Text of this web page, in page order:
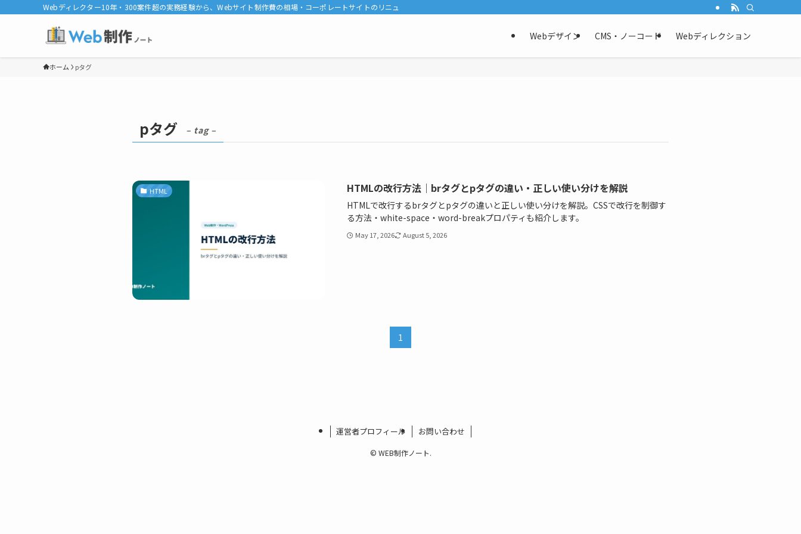
Webディレクター10年・300案件超の実務経験から、Webサイト制作費の相場・コーポレートサイトのリニューアル・WordPress/SWELL選びを現場目線で解説。
Webデザイン CMS・ノーコード Webディレクション
ホーム pタグ
pタグ – tag –
HTML HTMLの改行方法｜brタグとpタグの違い・正しい使い分けを解説
HTMLで改行するbrタグとpタグの違いと正しい使い分けを解説。CSSで改行を制御す
る方法・white-space・word-breakプロパティも紹介します。
May 17, 2026 August 5, 2026
1
運営者プロフィール お問い合わせ
© WEB制作ノート.